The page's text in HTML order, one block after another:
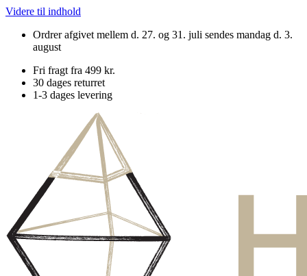
Videre til indhold
Ordrer afgivet mellem d. 27. og 31. juli sendes mandag d. 3.
august
Fri fragt fra 499 kr.
30 dages returret
1-3 dages levering